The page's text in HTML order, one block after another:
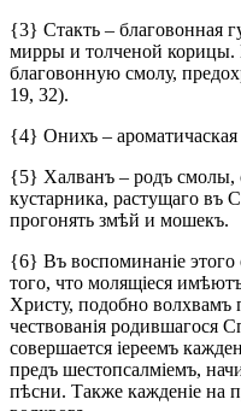
{3} Стакть – благовонная
мирры и толченой
благовонную смолу,
19, 32).
{4} Онихъ –
{5} Халванъ – родъ смолы,
кустарника, растущаго въ
прогонять змѣй и мошекъ.
{6} Въ воспоминаніе этого
того, что молящіеся
Христу, подобно
чествованія родившагося
совершается іереемъ
предъ шестопсалміемъ,
пѣсни. Также кажденіе на